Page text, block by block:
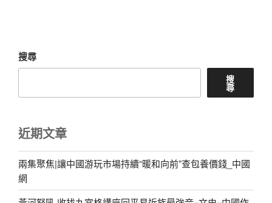
搜尋
搜
尋
近期文章
兩集聚焦|讓中國游玩市場持續“暖和向前”查包養價錢_中國
網